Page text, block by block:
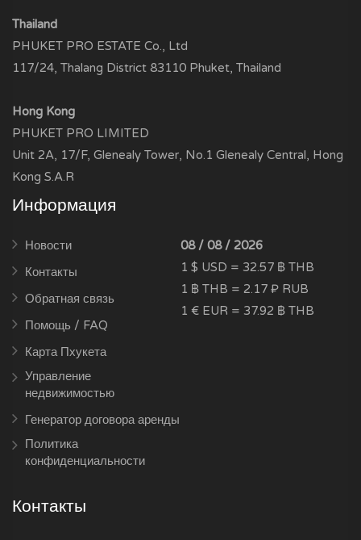
Thailand
PHUKET PRO ESTATE Co., Ltd
117/24, Thalang District 83110 Phuket, Thailand
Hong Kong
PHUKET PRO LIMITED
Unit 2A, 17/F, Glenealy Tower, No.1 Glenealy Central, Hong
Kong S.A.R
Информация
Новости
Контакты
Обратная связь
Помощь / FAQ
Карта Пхукета
Управление
недвижимостью
Генератор договора аренды
Политика
конфиденциальности
08 / 08 / 2026
1 $ USD = 32.57 ฿ THB
1 ฿ THB = 2.17 ₽ RUB
1 € EUR = 37.92 ฿ THB
Контакты